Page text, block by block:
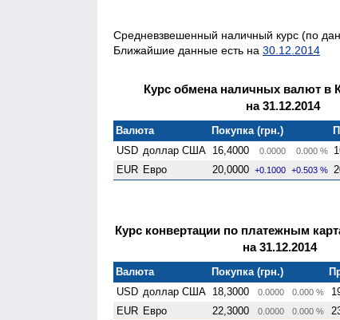
Средневзвешенный наличный курс (по
Ближайшие данные есть на 30.12.2014
Курс обмена наличных валют в
на 31.12.2014
Валюта Покупка (грн.)
USD доллар США 16,4000 0.0000 0.000 %
EUR Евро 20,0000 +0.1000 +0.503 %
Курс конвертации по платежным
на 31.12.2014
Валюта Покупка (грн.)
USD доллар США 18,3000 0.0000 0.000 %
EUR Евро 22,3000 0.0000 0.000 %